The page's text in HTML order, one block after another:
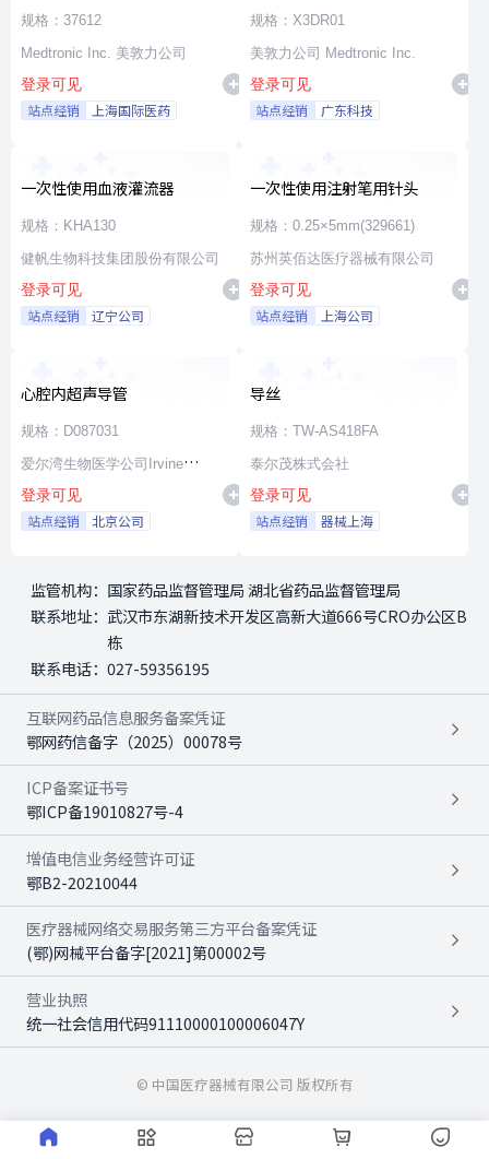
冲发生器套件
规格：37612
Medtronic Inc. 美敦力公司
登录可见
站点经销 上海国际医药
规格：X3DR01
美敦力公司 Medtronic Inc.
登录可见
站点经销 广东科技
一次性使用血液灌流器
规格：KHA130
健帆生物科技集团股份有限公司
登录可见
站点经销 辽宁公司
一次性使用注射笔用针头
规格：0.25×5mm(329661)
苏州英佰达医疗器械有限公司
登录可见
站点经销 上海公司
心腔内超声导管
规格：D087031
爱尔湾生物医学公司Irvine
Biomedical,Inc. a St. Jude
Medical Company
登录可见
站点经销 北京公司
导丝
规格：TW-AS418FA
泰尔茂株式会社
登录可见
站点经销 器械上海
监管机构： 国家药品监督管理局 湖北省药品监督管理局
联系地址： 武汉市东湖新技术开发区高新大道666号CRO办公区B
栋
联系电话： 027-59356195
互联网药品信息服务备案凭证
鄂网药信备字（2025）00078号
ICP备案证书号
鄂ICP备19010827号-4
增值电信业务经营许可证
鄂B2-20210044
医疗器械网络交易服务第三方平台备案凭证
(鄂)网械平台备字[2021]第00002号
营业执照
统一社会信用代码91110000100006047Y
© 中国医疗器械有限公司 版权所有